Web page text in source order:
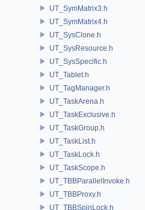
UT_SymMatrix3.h
UT_SymMatrix4.h
UT_SysClone.h
UT_SysResource.h
UT_SysSpecific.h
UT_Tablet.h
UT_TagManager.h
UT_TaskArena.h
UT_TaskExclusive.h
UT_TaskGroup.h
UT_TaskList.h
UT_TaskLock.h
UT_TaskScope.h
UT_TBBParallelInvoke.h
UT_TBBProxy.h
UT_TBBSpinLock.h